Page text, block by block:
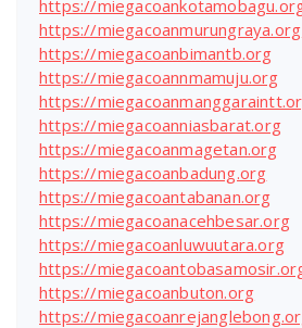
https://
https://miegacoanmurungraya.org
https://miegacoanbimantb.org
https://miegacoannmamuju.org
https://
https://miegacoanniasbarat.org
https://miegacoanmagetan.org
https://miegacoanbadung.org
https://miegacoantabanan.org
https://miegacoanacehbesar.org
https://miegacoanluwuutara.org
https://
https://miegacoanbuton.org
https://